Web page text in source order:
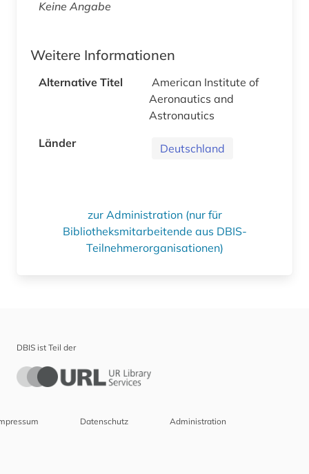
Keine Angabe
Weitere Informationen
Alternative Titel
American Institute of
Aeronautics and
Astronautics
Länder
Deutschland
zur Administration (nur für
Bibliotheksmitarbeitende aus DBIS-
Teilnehmerorganisationen)
DBIS ist Teil der
Datenschutz Administration